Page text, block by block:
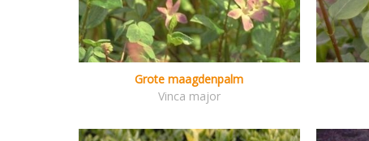
Grote maagdenpalm
Vinca major